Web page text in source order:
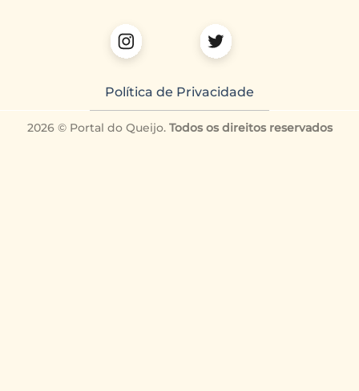
Política de Privacidade
2026 © Portal do Queijo. Todos os direitos reservados